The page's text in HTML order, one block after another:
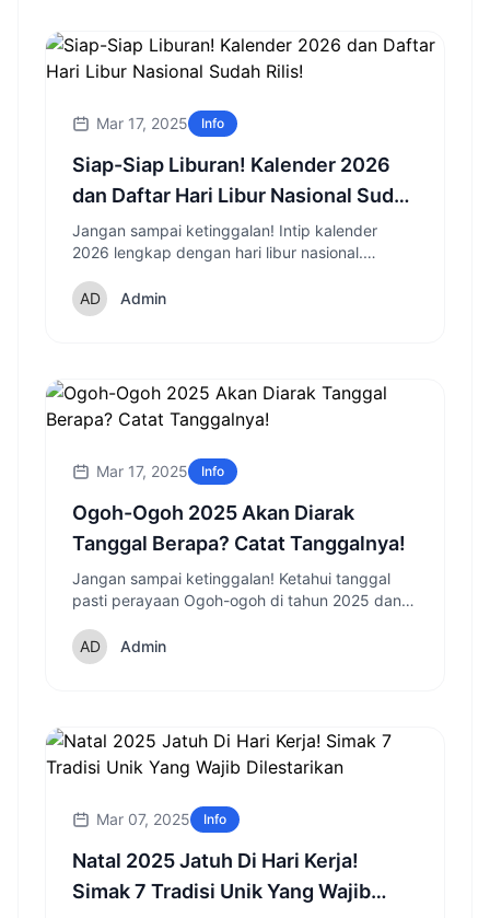
Mar 17, 2025 Info
Siap-Siap Liburan! Kalender 2026
dan Daftar Hari Libur Nasional Sudah
Rilis!
Jangan sampai ketinggalan! Intip kalender
2026 lengkap dengan hari libur nasional.
nikmati momen spesial di 2026!
Admin
Mar 17, 2025 Info
Ogoh-Ogoh 2025 Akan Diarak
Tanggal Berapa? Catat Tanggalnya!
Jangan sampai ketinggalan! Ketahui tanggal
pasti perayaan Ogoh-ogoh di tahun 2025 dan
Admin
Mar 07, 2025 Info
Natal 2025 Jatuh Di Hari Kerja!
Simak 7 Tradisi Unik Yang Wajib